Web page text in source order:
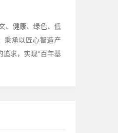
、健康、绿色、低
秉承以匠心智造产
求，实现“百年基